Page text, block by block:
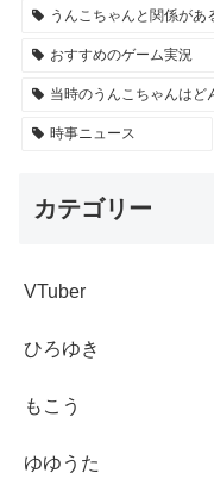
うんこちゃんと関係があ
おすすめのゲーム実況
当時のうんこちゃんはど
時事ニュース
カテゴリー
VTuber
ひろゆき
もこう
ゆゆうた